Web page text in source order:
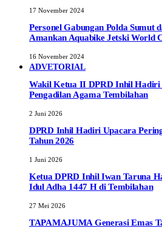
17 November 2024
Personel Gabungan Polda Sumut
Amankan Aquabike Jetski World
16 November 2024
ADVETORIAL
Wakil Ketua II DPRD Inhil Hadiri
Pengadilan Agama Tembilahan
2 Juni 2026
DPRD Inhil Hadiri Upacara
Tahun 2026
1 Juni 2026
Ketua DPRD Inhil Iwan Taruna
Idul Adha 1447 H di Tembilahan
27 Mei 2026
TAPAMAJUMA Generasi Emas